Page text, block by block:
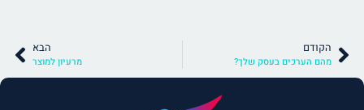
הקודם
מהם הערכים בעסק שלך?
הבא
מרעיון למוצר